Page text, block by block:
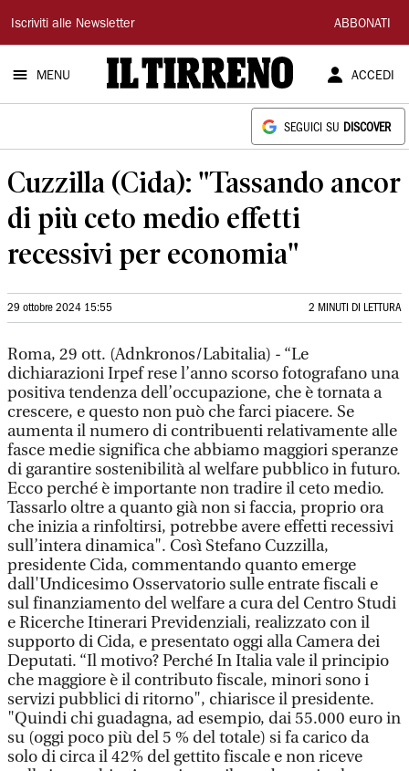
Il
Tirreno
Iscriviti alle Newsletter ABBONATI
MENU ACCEDI
SEGUICI SU DISCOVER
Cuzzilla (Cida): "Tassando ancor
di più ceto medio effetti
recessivi per economia"
29 ottobre 2024 15:55 2 MINUTI DI LETTURA
Roma, 29 ott. (Adnkronos/Labitalia) - “Le
dichiarazioni Irpef rese l’anno scorso fotografano una
positiva tendenza dell’occupazione, che è tornata a
crescere, e questo non può che farci piacere. Se
aumenta il numero di contribuenti relativamente alle
fasce medie significa che abbiamo maggiori speranze
di garantire sostenibilità al welfare pubblico in futuro.
Ecco perché è importante non tradire il ceto medio.
Tassarlo oltre a quanto già non si faccia, proprio ora
che inizia a rinfoltirsi, potrebbe avere effetti recessivi
sull’intera dinamica". Così Stefano Cuzzilla,
presidente Cida, commentando quanto emerge
dall'Undicesimo Osservatorio sulle entrate fiscali e
sul finanziamento del welfare a cura del Centro Studi
e Ricerche Itinerari Previdenziali, realizzato con il
supporto di Cida, e presentato oggi alla Camera dei
Deputati. “Il motivo? Perché In Italia vale il principio
che maggiore è il contributo fiscale, minori sono i
servizi pubblici di ritorno", chiarisce il presidente.
"Quindi chi guadagna, ad esempio, dai 55.000 euro in
su (oggi poco più del 5 % del totale) si fa carico da
solo di circa il 42% del gettito fiscale e non riceve